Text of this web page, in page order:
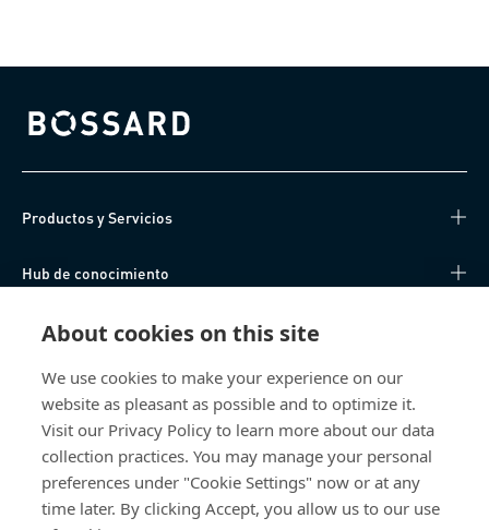
About cookies on this site
We use cookies to make your experience on our
website as pleasant as possible and to optimize it.
Visit our Privacy Policy to learn more about our data
collection practices. You may manage your personal
preferences under "Cookie Settings" now or at any
time later. By clicking Accept, you allow us to our use
Bossard homepage
Productos y Servicios
Hub de conocimiento
Acceso Directo
Sobre nosotros
Bossard España
SC Trade Center
Av. de les Corts Catalanes, 8